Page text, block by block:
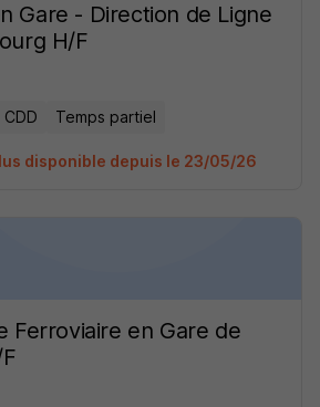
Gare - Direction de Ligne
H/F
CDD Temps partiel
disponible depuis le 23/05/26
Ferroviaire en Gare de